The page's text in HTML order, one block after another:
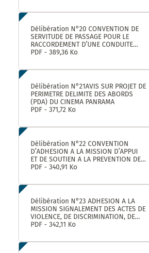
Délibération N°20 CONVENTION DE
SERVITUDE DE PASSAGE POUR LE
RACCORDEMENT D’UNE CONDUITE
EAUX PLUVIALES DANS LE CADRE DE
AVENUE DE L’EUROPE SUR LA
PDF - 389,36 Ko
Délibération N°21AVIS SUR PROJET DE
PERIMETRE DELIMITE DES ABORDS
(PDA) DU CINEMA PANRAMA
PDF - 371,72 Ko
Délibération N°22 CONVENTION
D’ADHESION A LA MISSION D’APPUI
ET DE SOUTIEN A LA PREVENTION DES
RISQUES PROFESSIONNELS
PDF - 340,91 Ko
Délibération N°23 ADHESION A LA
MISSION SIGNALEMENT DES ACTES DE
VIOLENCE, DE DISCRIMINATION, DE
HARCELEMENT ET D’AGISSEMENTS
PDF - 342,11 Ko